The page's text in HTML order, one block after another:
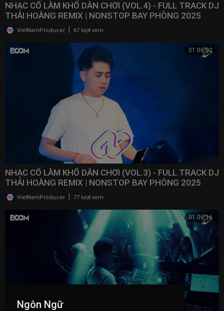
NHẠC CỔ LÀM KHỔ DÂN CHƠI (VOL.4) - FULL TRACK DJ
THÁI HOÀNG REMIX | NONSTOP BAY PHÒNG 2025
VietNamProducer 67 lượt xem
01:06:02
NHẠC CỔ LÀM KHỔ DÂN CHƠI (VOL.3) - FULL TRACK DJ
THÁI HOÀNG REMIX | NONSTOP BAY PHÒNG 2025
VietNamProducer 77 lượt xem
01:06:16
Ngôn Ngữ